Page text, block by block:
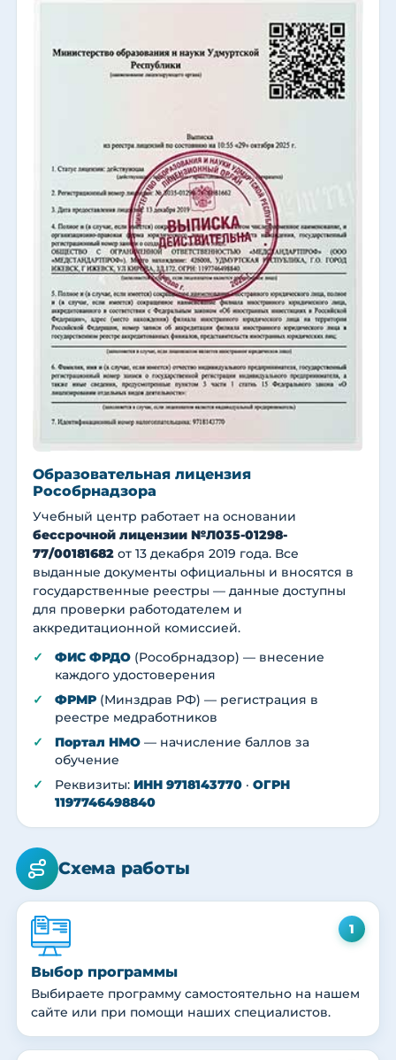
Образовательная лицензия
Рособрнадзора
Учебный центр работает на основании
бессрочной лицензии №Л035-01298-
77/00181682 от 13 декабря 2019 года. Все
выданные документы официальны и вносятся в
государственные реестры — данные доступны
для проверки работодателем и
аккредитационной комиссией.
ФИС ФРДО (Рособрнадзор) — внесение
каждого удостоверения
ФРМР (Минздрав РФ) — регистрация в
реестре медработников
Портал НМО — начисление баллов за
обучение
Реквизиты: ИНН 9718143770 · ОГРН
1197746498840
Схема работы
1
Выбор программы
Выбираете программу самостоятельно на нашем
сайте или при помощи наших специалистов.